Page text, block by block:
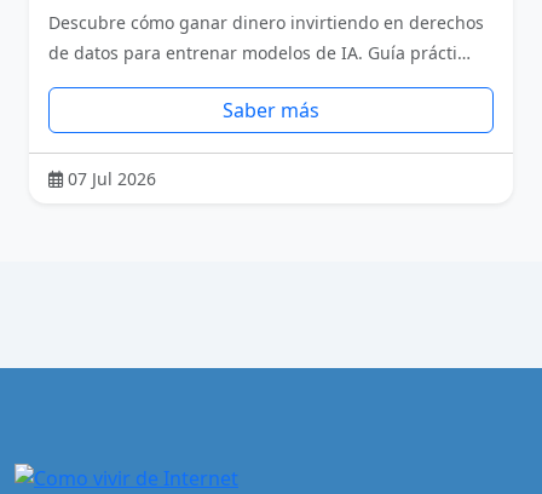
Descubre cómo ganar dinero invirtiendo en derechos
de datos para entrenar modelos de IA. Guía prácti…
Saber más
07 Jul 2026